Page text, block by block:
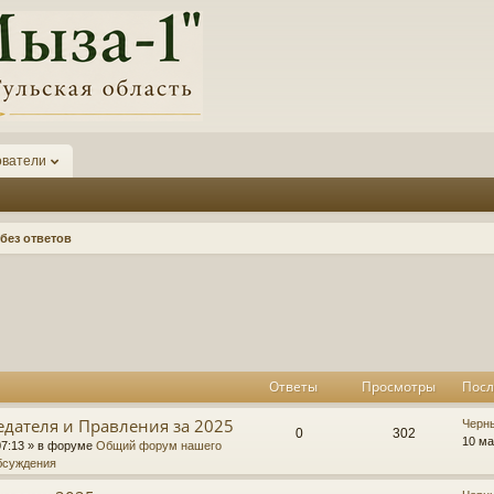
ответов
Ответы Просмотры
и Правления за 2025
» в форуме Общий форум нашего
0О 302П
П
о
л
10